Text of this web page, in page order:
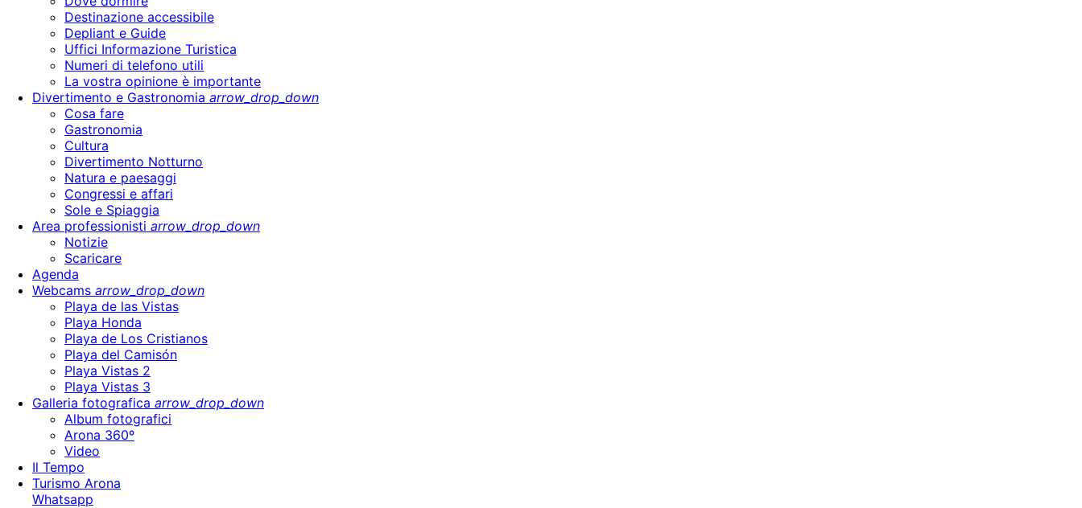
Destinazione accessibile
Depliant e Guide
Uffici Informazione Turistica
Numeri di telefono utili
La vostra opinione è importante
Divertimento e Gastronomia arrow_drop_down
Cosa fare
Gastronomia
Cultura
Divertimento Notturno
Natura e paesaggi
Congressi e affari
Sole e Spiaggia
Area professionisti arrow_drop_down
Notizie
Scaricare
Agenda
Webcams arrow_drop_down
Playa de las Vistas
Playa Honda
Playa de Los Cristianos
Playa del Camisón
Playa Vistas 2
Playa Vistas 3
Galleria fotografica arrow_drop_down
Album fotografici
Arona 360º
Video
Il Tempo
Turismo Arona
Whatsapp